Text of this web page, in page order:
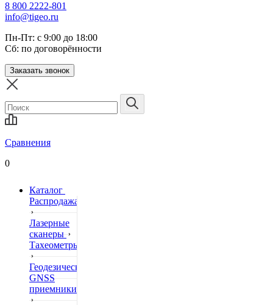
8 800 2222-801
info@tigeo.ru
Пн-Пт: с 9:00 до 18:00
Сб: по договорённости
Заказать звонок
Сравнения
0
Каталог
Распродажа
Лазерные
сканеры
Тахеометры
Геодезические
GNSS
приемники